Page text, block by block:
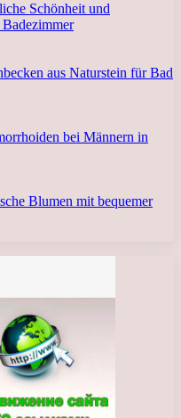
Schönheit und
aus Naturstein für Bad
bei Männern in
Blumen mit bequemer